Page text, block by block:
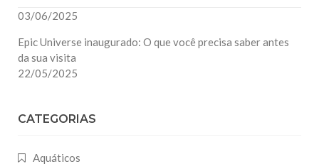
03/06/2025
Epic Universe inaugurado: O que você precisa saber antes
da sua visita
22/05/2025
CATEGORIAS
Aquáticos